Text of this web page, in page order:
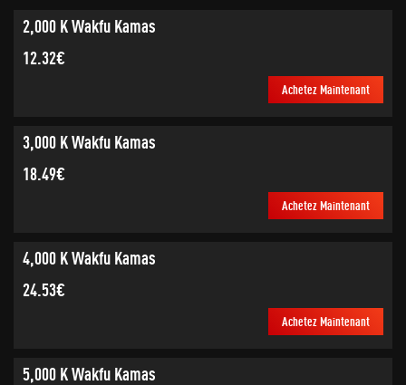
2,000 K Wakfu Kamas
12.32€
Achetez Maintenant
3,000 K Wakfu Kamas
18.49€
Achetez Maintenant
4,000 K Wakfu Kamas
24.53€
Achetez Maintenant
5,000 K Wakfu Kamas